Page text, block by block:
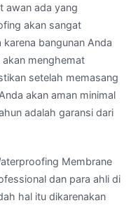
awan ada yang
akan sangat
bangunan Anda
menghemat
setelah memasang
akan aman minimal
adalah garansi dari
Membrane
dan para ahli di
hal itu dikarenakan